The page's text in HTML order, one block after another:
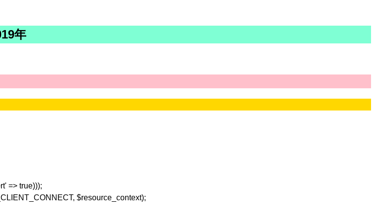
年
=> true)));
$resource_context);